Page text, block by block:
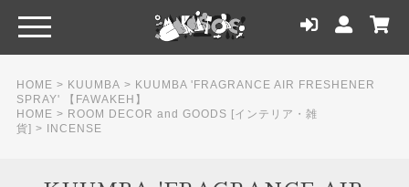
HOME > KUUMBA > KUUMBA 'FRAGRANCE AIR FRESHENER
SPRAY' 【FAWAKEH】
HOME > ROOM DECOR and GOODS [インテリア・雑
貨] > INCENSE